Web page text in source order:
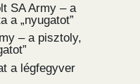
SA Army – a
a „nyugatot”
– a pisztoly,
a légfegyver